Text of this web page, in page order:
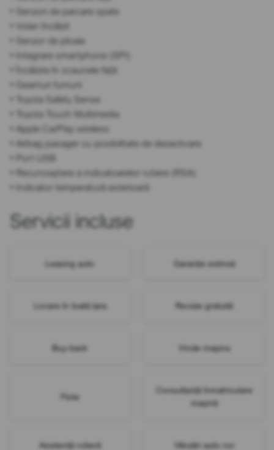
• Senzori de parcare spate
• Volan încălzit
• Senzor de ploaie
• Integrare smartphone (SPI)
• Încălzire în scaunele față
• Geamuri fumurii
• Toyota Safety Sense
• Toyota Touch Multimedia
• Apple CarPlay wireless
• Airbag pasager cu posibilitate de dezactivare
• Port USB
• Recunoaștere a indicatoarelor rutiere (RSA)
• Indicator temperatură exterioară
Servicii incluse
Leasing auto Garanție extinsă
Livrare în toată țara Revizie gratuită
Buy-back Vinde mașina
Flote
Consultanță înmatriculare
mașină
Asistență rutieră Vânzări auto noi